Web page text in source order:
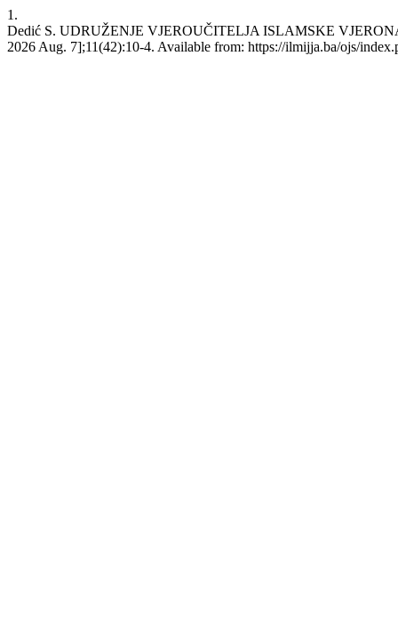
1.
Dedić S. UDRUŽENJE VJEROUČITELJA ISLAMSKE
2026 Aug. 7];11(42):10-4. Available from: https://ilmijja.ba/ojs/